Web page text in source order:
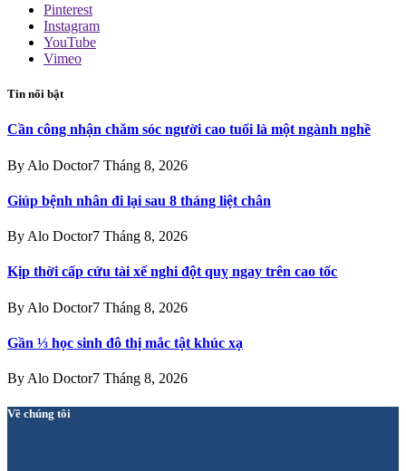
Pinterest
Instagram
YouTube
Vimeo
Tin nổi bật
Cần công nhận chăm sóc người cao tuổi là một ngành nghề
By Alo Doctor7 Tháng 8, 2026
Giúp bệnh nhân đi lại sau 8 tháng liệt chân
By Alo Doctor7 Tháng 8, 2026
Kịp thời cấp cứu tài xế nghi đột quỵ ngay trên cao tốc
By Alo Doctor7 Tháng 8, 2026
Gần ⅓ học sinh đô thị mắc tật khúc xạ
By Alo Doctor7 Tháng 8, 2026
Về chúng tôi